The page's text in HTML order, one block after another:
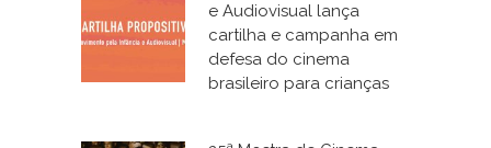
e Audiovisual lança
cartilha e campanha em
defesa do cinema
brasileiro para crianças